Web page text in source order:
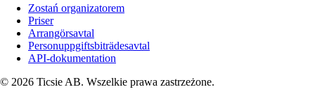
Zostań organizatorem
Priser
Arrangörsavtal
Personuppgiftsbiträdesavtal
API-dokumentation
© 2026 Ticsie AB. Wszelkie prawa zastrzeżone.